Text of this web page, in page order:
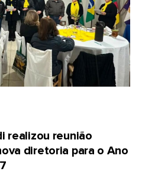
realizou reunião
diretoria para o Ano